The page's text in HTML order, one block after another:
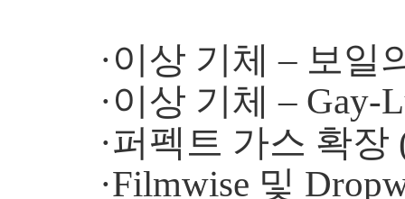
·이상 기체 – 보일
·이상 기체 – Gay-
·퍼펙트 가스 확장
·Filmwise 및